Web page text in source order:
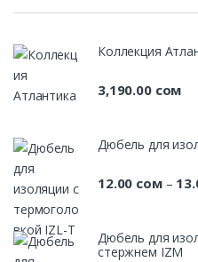
Коллекция
3,190.00 сом
Дюбель для
12.00 сом –
Дюбель для
стержнем IZM